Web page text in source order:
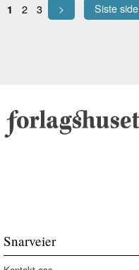
1 2 3 > Siste side
Snarveier